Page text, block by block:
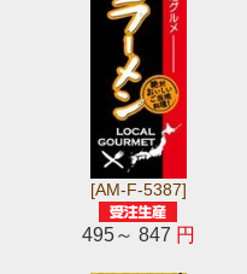
[AM-F-5387]
495～ 847 円